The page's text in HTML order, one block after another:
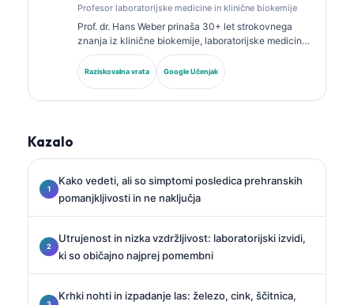
Profesor laboratorijske medicine in klinične biokemije
Prof. dr. Hans Weber prinaša 30+ let strokovnega
znanja iz klinične biokemije, laboratorijske medicine
in raziskav biomarkerjev. Nekdanji predsednik
Nemškega društva za klinično kemijo se osredotoča
na analizo diagnostičnih panelov, standardizacijo
Raziskovalna vrata Google Učenjak
Kazalo
Kako vedeti, ali so simptomi posledica prehranskih
pomanjkljivosti in ne naključja
Utrujenost in nizka vzdržljivost: laboratorijski izvidi,
ki so običajno najprej pomembni
Krhki nohti in izpadanje las: železo, cink, ščitnica,